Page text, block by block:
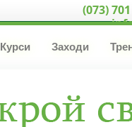
(073)
Курси Заходи